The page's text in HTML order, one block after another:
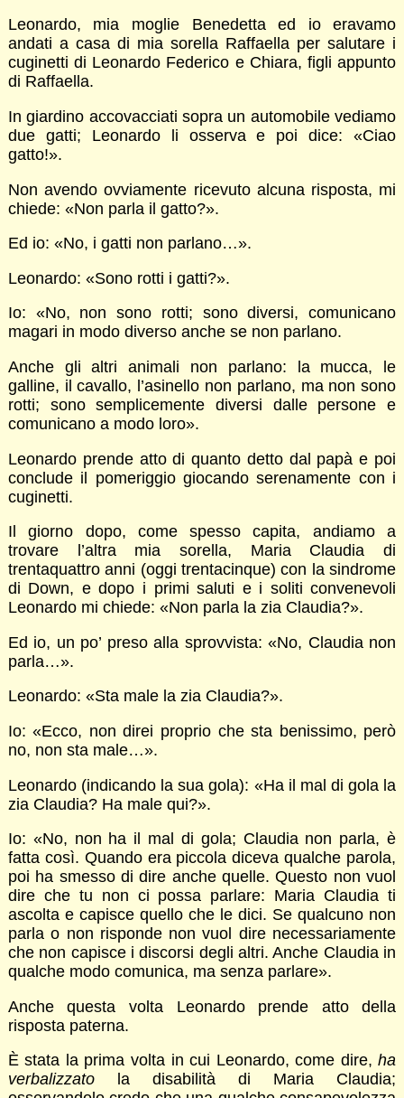
Leonardo, mia moglie Benedetta ed io eravamo
andati a casa di mia sorella Raffaella per salutare i
cuginetti di Leonardo Federico e Chiara, figli appunto
di Raffaella.
In giardino accovacciati sopra un automobile vediamo
due gatti; Leonardo li osserva e poi dice: «Ciao
gatto!».
Non avendo ovviamente ricevuto alcuna risposta, mi
chiede: «Non parla il gatto?».
Ed io: «No, i gatti non parlano…».
Leonardo: «Sono rotti i gatti?».
Io: «No, non sono rotti; sono diversi, comunicano
magari in modo diverso anche se non parlano.
Anche gli altri animali non parlano: la mucca, le
galline, il cavallo, l’asinello non parlano, ma non sono
rotti; sono semplicemente diversi dalle persone e
comunicano a modo loro».
Leonardo prende atto di quanto detto dal papà e poi
conclude il pomeriggio giocando serenamente con i
cuginetti.
Il giorno dopo, come spesso capita, andiamo a
trovare l’altra mia sorella, Maria Claudia di
trentaquattro anni (oggi trentacinque) con la sindrome
di Down, e dopo i primi saluti e i soliti convenevoli
Leonardo mi chiede: «Non parla la zia Claudia?».
Ed io, un po’ preso alla sprovvista: «No, Claudia non
parla…».
Leonardo: «Sta male la zia Claudia?».
Io: «Ecco, non direi proprio che sta benissimo, però
no, non sta male…».
Leonardo (indicando la sua gola): «Ha il mal di gola la
zia Claudia? Ha male qui?».
Io: «No, non ha il mal di gola; Claudia non parla, è
fatta così. Quando era piccola diceva qualche parola,
poi ha smesso di dire anche quelle. Questo non vuol
dire che tu non ci possa parlare: Maria Claudia ti
ascolta e capisce quello che le dici. Se qualcuno non
parla o non risponde non vuol dire necessariamente
che non capisce i discorsi degli altri. Anche Claudia in
qualche modo comunica, ma senza parlare».
Anche questa volta Leonardo prende atto della
risposta paterna.
È stata la prima volta in cui Leonardo, come dire,ha
verbalizzato
la disabilità di Maria Claudia;